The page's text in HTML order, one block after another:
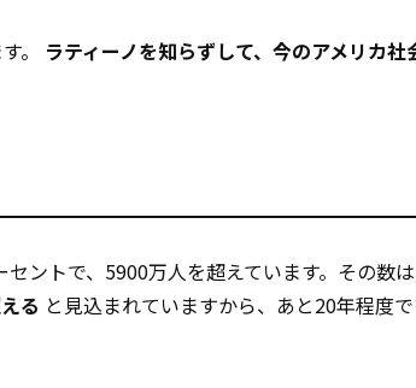
。 ラティーノを知らずして、今のアメリカ
ントで、5900万人を超えています。その数は
る と見込まれていますから、あと20年程度